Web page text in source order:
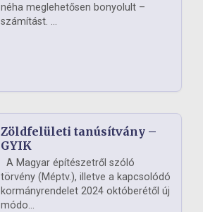
néha meglehetősen bonyolult –
számítást. ...
Zöldfelületi tanúsítvány –
GYIK
A Magyar építészetről szóló
törvény (Méptv.), illetve a kapcsolódó
kormányrendelet 2024 októberétől új
módo...